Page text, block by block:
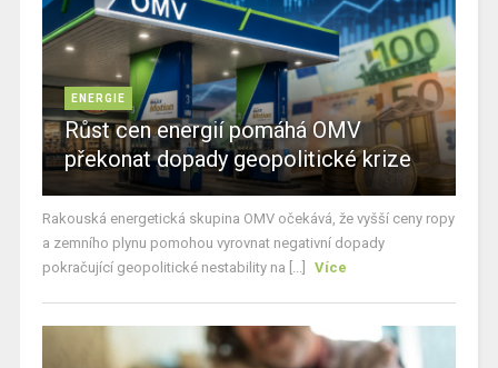
ENERGIE
Růst cen energií pomáhá OMV
překonat dopady geopolitické krize
Rakouská energetická skupina OMV očekává, že vyšší ceny ropy
a zemního plynu pomohou vyrovnat negativní dopady
pokračující geopolitické nestability na [...]
Více